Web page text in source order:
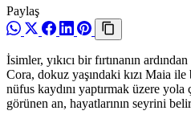
Paylaş
İsimler, yıkıcı bir fırtınanın
Cora, dokuz yaşındaki kızı Maia
nüfus kaydını yaptırmak üzere yola
görünen an, hayatlarının seyrini